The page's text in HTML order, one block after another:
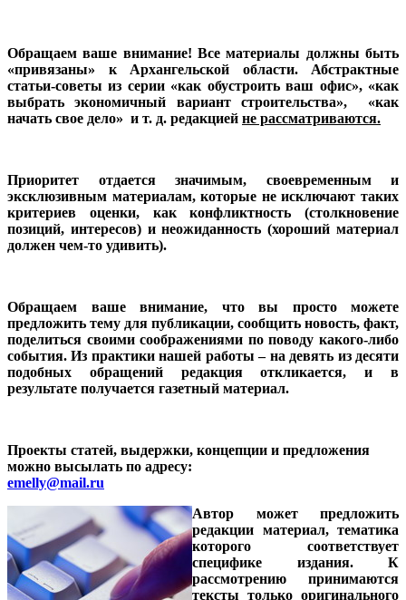
Обращаем ваше внимание! Все материалы должны быть
«привязаны» к Архангельской области. Абстрактные
статьи-советы из серии «как обустроить ваш офис», «как
выбрать экономичный вариант строительства», «как
начать свое дело» и т. д. редакцией не рассматриваются.
Приоритет отдается значимым, своевременным
и
эксклюзивным материалам, которые не исключают таких
критериев оценки, как конфликтность (столкновение
позиций, интересов) и неожиданность (хороший материал
должен чем-то удивить).
Обращаем ваше внимание, что вы просто можете
предложить тему для публикации, сообщить новость, факт,
поделиться своими соображениями по поводу какого-либо
события. Из практики нашей работы – на девять из десяти
подобных обращений редакция откликается, и в
результате получается газетный материал.
Проекты статей, выдержки, концепции и предложения
можно высылать по адресу:
emelly@mail.ru
Автор может предложить
редакции материал, тематика
которого соответствует
специфике издания. К
рассмотрению принимаются
тексты только оригинального